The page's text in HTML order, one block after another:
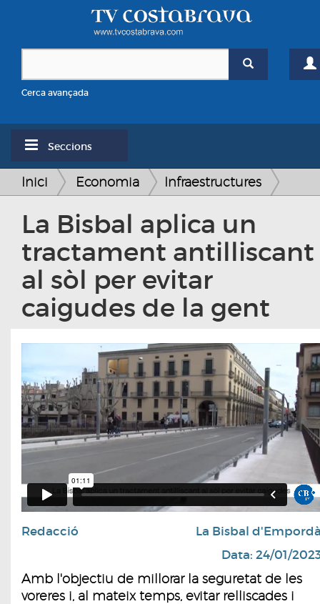
Cerca avançada
Seccions
Inici Economia Infraestructures
La Bisbal aplica un
tractament antilliscant
al sòl per evitar
caigudes de la gent
Redacció
La Bisbal
Data: 24/01/
Amb l'objectiu de millorar la seguretat de les
voreres i, al mateix temps, evitar relliscades i